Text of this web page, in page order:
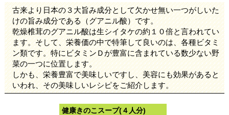
古来より日本の３大旨み成分として欠かせ無い一つがしいた
けの旨み成分である（グアニル酸）です。
乾燥椎茸のグアニル酸は生シイタケの約１０倍と言われてい
ます。そして、栄養価の中で特筆して良いのは、各種ビタミ
ン類です。特にビタミンＤが豊富に含まれている数少ない野
菜の一つに位置します。
しかも、栄養豊富で美味しいですし、美容にも効果があると
いわれ、その美味しいレシピをご紹介します。
健康きのこスープ(４人分)